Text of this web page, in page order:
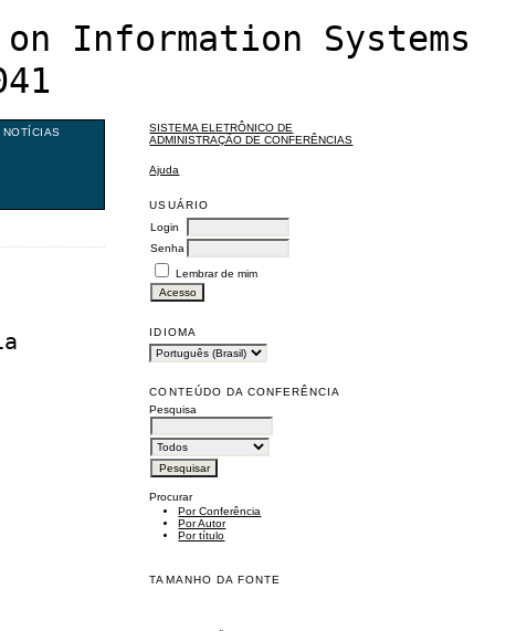
Information Systems
SISTEMA ELETRÔNICO DE
ADMINISTRAÇÃO DE CONFERÊNCIAS
Ajuda
USUÁRIO
Login
Senha
Lembrar de mim
IDIOMA
CONTEÚDO DA CONFERÊNCIA
Pesquisa
Procurar
Por Conferência
Por Autor
Por título
TAMANHO DA FONTE
NOTÍCIAS